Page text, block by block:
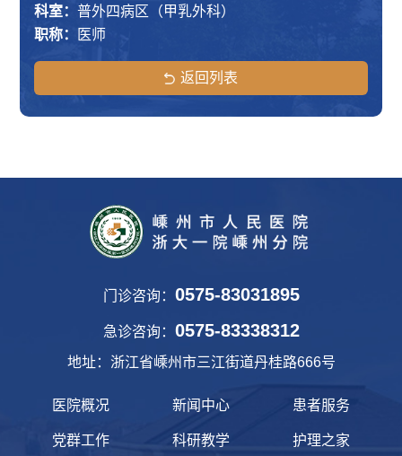
科室：普外四病区（甲乳外科）
职称：
医师
返回列表
门诊咨询： 0575-83031895
急诊咨询： 0575-83338312
地址：浙江省嵊州市三江街道丹桂路666号
医院概况 新闻中心 患者服务
党群工作 科研教学 护理之家